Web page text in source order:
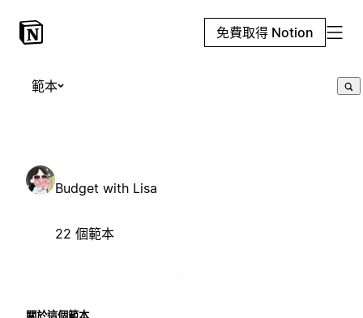
免費取得 Notion
範本
Budget with Lisa
22 個範本